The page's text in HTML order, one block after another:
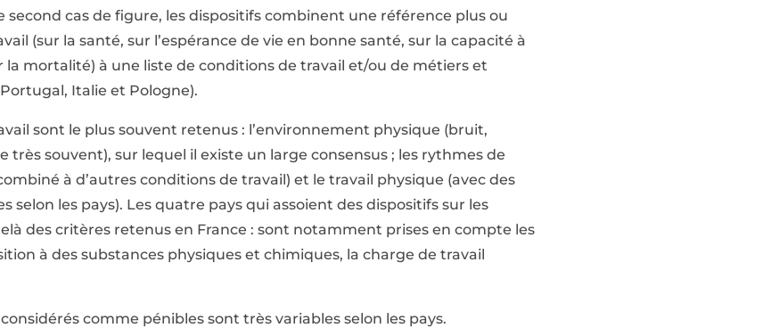
second cas de figure, les dispositifs combinent une référence plus ou
(sur la santé, sur l’espérance de vie en bonne santé, sur la capacité à
la mortalité) à une liste de conditions de travail et/ou de métiers et
Italie et Pologne).
sont le plus souvent retenus : l’environnement physique (bruit,
souvent), sur lequel il existe un large consensus ; les rythmes de
à d’autres conditions de travail) et le travail physique (avec des
selon les pays). Les quatre pays qui assoient des dispositifs sur les
des critères retenus en France : sont notamment prises en compte les
à des substances physiques et chimiques, la charge de travail
comme pénibles sont très variables selon les pays.